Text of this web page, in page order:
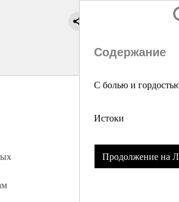
Содержание
С болью и
Истоки
Продолжение на